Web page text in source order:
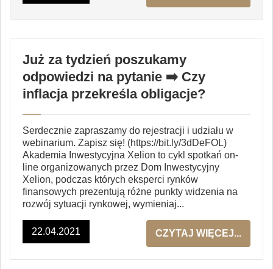
Już za tydzień poszukamy
odpowiedzi na pytanie ➡️ Czy
inflacja przekreśla obligacje?
Serdecznie zapraszamy do rejestracji i udziału w
webinarium. Zapisz się! (https://bit.ly/3dDeFOL)
Akademia Inwestycyjna Xelion to cykl spotkań on-
line organizowanych przez Dom Inwestycyjny
Xelion, podczas których eksperci rynków
finansowych prezentują różne punkty widzenia na
rozwój sytuacji rynkowej, wymieniaj...
22.04.2021 CZYTAJ WIĘCEJ...